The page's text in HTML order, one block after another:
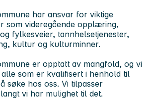
har ansvar for viktige
som videregående opplæring,
fylkesveier, tannhelsetjenester,
kultur og kulturminner.
er opptatt av mangfold, og vi
som er kvalifisert i henhold til
søke hos oss. Vi tilpasser
vi har mulighet til det.